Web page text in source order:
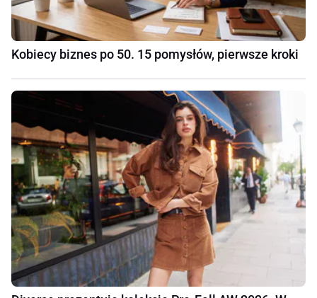
Kobiecy biznes po 50. 15 pomysłów, pierwsze kroki